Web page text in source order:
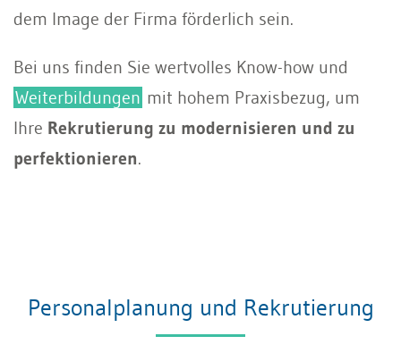
dem Image der Firma förderlich sein.
Bei uns finden Sie wertvolles Know-how und
Weiterbildungen mit hohem Praxisbezug, um
Ihre Rekrutierung zu modernisieren und zu
perfektionieren.
Personalplanung und Rekrutierung